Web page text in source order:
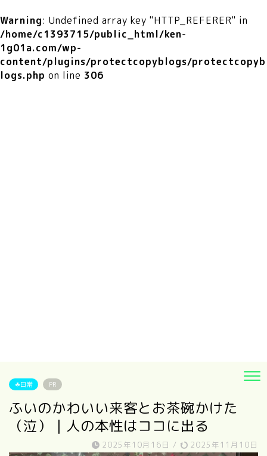
Warning: Undefined array key "HTTP_REFERER" in
/home/c1393715/public_html/ken-
1g01a.com/wp-
content/plugins/protectcopyblogs/protectcopyb
logs.php on line 306
☘日常 PR
ふいのかわいい来客とお茶碗かけた
（泣）｜人の本性はココに出る
2025年10月16日 / 2025年11月10日